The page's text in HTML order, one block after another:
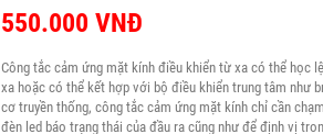
550.000 VNĐ
Công tắc cảm ứng mặt kính điều khiển từ xa có thể học
xa hoặc có thể kết hợp với bộ điều khiển trung tâm như
cơ truyền thống, công tắc cảm ứng mặt kính chỉ cần
đèn led báo trạng thái của đầu ra cũng như để định vị